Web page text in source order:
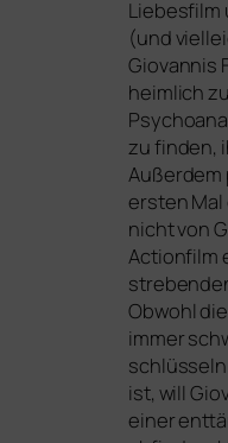
Liebesfilm
(und
Giovannis
heim­lich
zu fin­den,
Außerdem
ers­ten Mal
nicht von
Actionfilm
Obwohl
immer
ist, will
einer